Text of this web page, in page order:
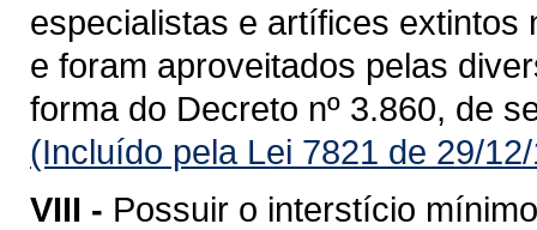
especialistas e artífices extintos
e foram aproveitados pelas
forma do Decreto nº 3.860, de
(Incluído pela Lei 7821 de 29/
VIII - Possuir o interstício